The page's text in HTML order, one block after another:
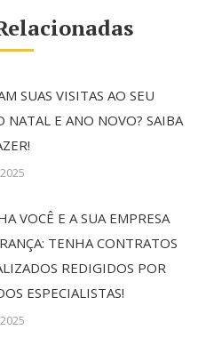
SUAS VISITAS AO SEU
NATAL E ANO NOVO? SAIBA
VOCÊ E A SUA EMPRESA
TENHA CONTRATOS
REDIGIDOS POR
ESPECIALISTAS!